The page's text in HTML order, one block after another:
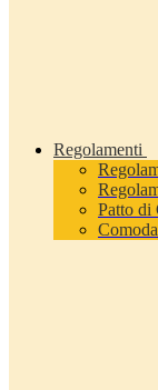
Regolamenti
Patto di